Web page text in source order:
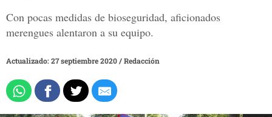
Con pocas medidas de bioseguridad, aficionados
merengues alentaron a su equipo.
Actualizado: 27 septiembre 2020/Redacción